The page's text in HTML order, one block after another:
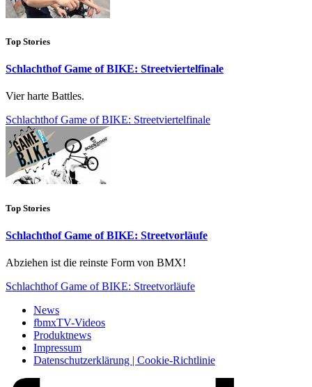
Top Stories
Schlachthof Game of BIKE: Streetviertelfinale
Vier harte Battles.
Schlachthof Game of BIKE: Streetviertelfinale
Top Stories
Schlachthof Game of BIKE: Streetvorläufe
Abziehen ist die reinste Form von BMX!
Schlachthof Game of BIKE: Streetvorläufe
News
fbmxTV-Videos
Produktnews
Impressum
Datenschutzerklärung | Cookie-Richtlinie